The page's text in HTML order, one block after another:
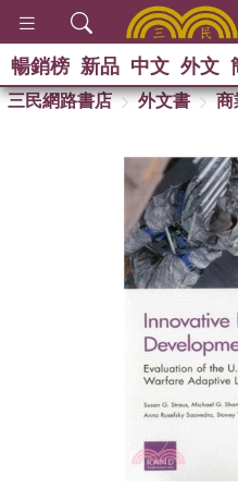
暢銷榜 新品 中文 外文
三民網路書店 外文書
商